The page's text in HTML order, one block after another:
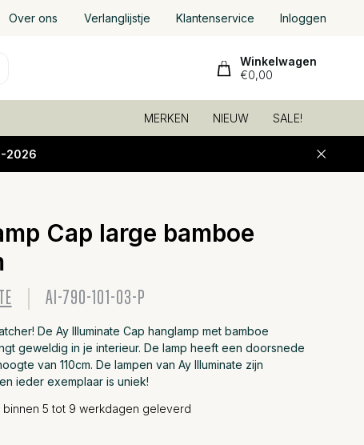
Over ons Verlanglijstje Klantenservice Inloggen
Winkelwagen
€0,00
MERKEN NIEUW SALE!
2026
Cap large bamboe
AI-790-101-03-P
De Ay Illuminate Cap hanglamp met bamboe
geweldig in je interieur. De lamp heeft een doorsnede
van 110cm. De lampen van Ay Illuminate zijn
ieder exemplaar is uniek!
5 tot 9 werkdagen geleverd